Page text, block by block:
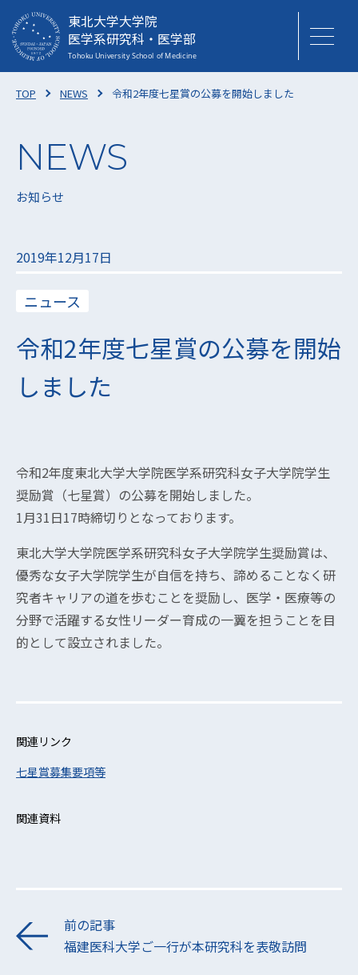
東北大学大学院
医学系研究科・医学部
TOP NEWS 令和2年度七星賞の公募を開始しました
お知らせ
2019年12月17日
ニュース
令和2年度七星賞の公募を開始
しました
令和2年度東北大学大学院医学系研究科女子大学院学生
奨励賞（七星賞）の公募を開始しました。
1月31日17時締切りとなっております。
東北大学大学院医学系研究科女子大学院学生奨励賞は、
優秀な女子大学院学生が自信を持ち、諦めることなく研
究者キャリアの道を歩むことを奨励し、医学・医療等の
分野で活躍する女性リーダー育成の一翼を担うことを目
的として設立されました。
関連リンク
七星賞募集要項等
関連資料
前の記事
福建医科大学ご一行が本研究科を表敬訪問